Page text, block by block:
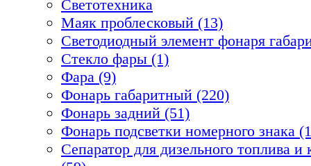
Светотехника
Маяк проблесковый (13)
Светодиодный элемент фонаря
Стекло фары (1)
Фара (9)
Фонарь габаритный (220)
Фонарь задний (51)
Фонарь подсветки номерного знака
Сепаратор для дизельного топлива